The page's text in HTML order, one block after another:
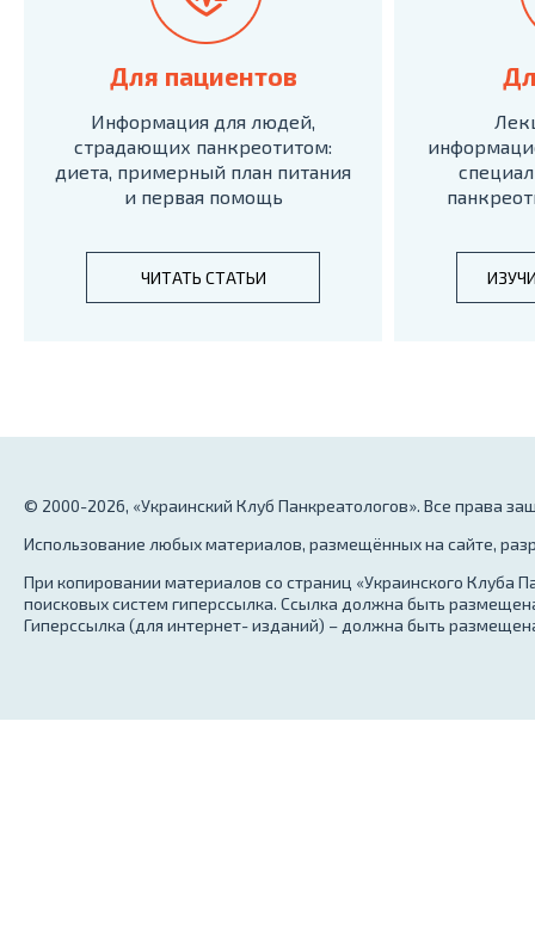
Для пациентов
Информация для людей,
страдающих панкреотитом:
диета, примерный план питания
и первая помощь
ЧИТАТЬ СТАТЬИ
© 2000-2026, «Украинский Клуб Панкреатологов». Все права
Использование любых материалов, размещённых на сайте,
При копировании материалов со страниц «Украинского Клуба
поисковых систем гиперссылка. Ссылка должна быть
Гиперссылка (для интернет- изданий) – должна быть